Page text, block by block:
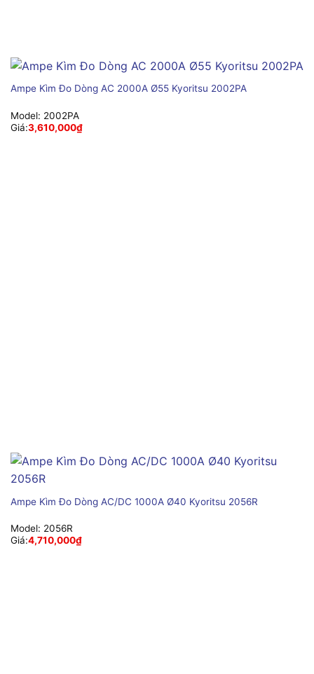
Ampe Kìm Đo Dòng AC 2000A Ø55 Kyoritsu 2002PA
Model: 2002PA
Giá:3,610,000₫
Ampe Kìm Đo Dòng AC/DC 1000A Ø40 Kyoritsu 2056R
Model: 2056R
Giá:4,710,000₫